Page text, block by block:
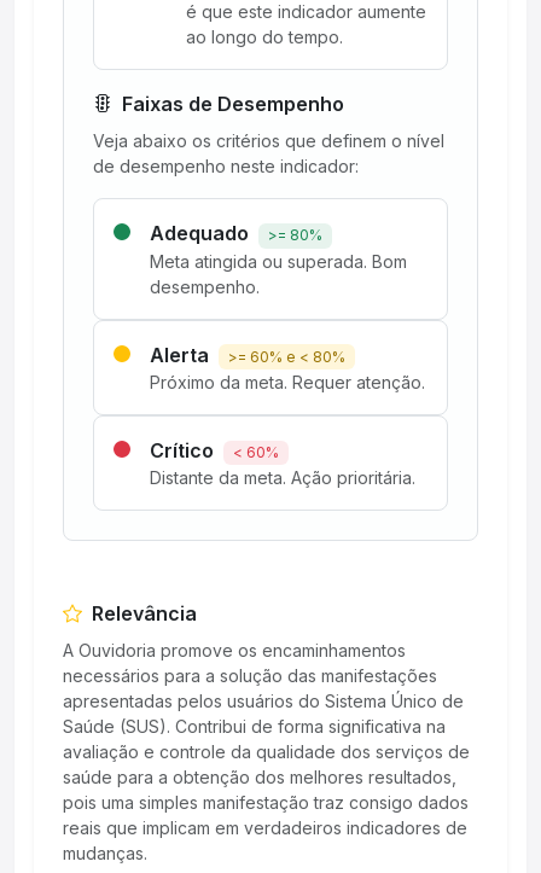
é que este indicador aumente
ao longo do tempo.
Faixas de Desempenho
Veja abaixo os critérios que definem o nível
de desempenho neste indicador:
Adequado >= 80%
Meta atingida ou superada. Bom
desempenho.
Alerta >= 60% e < 80%
Próximo da meta. Requer atenção.
Crítico < 60%
Distante da meta. Ação prioritária.
Relevância
A Ouvidoria promove os encaminhamentos
necessários para a solução das manifestações
apresentadas pelos usuários do Sistema Único de
Saúde (SUS). Contribui de forma significativa na
avaliação e controle da qualidade dos serviços de
saúde para a obtenção dos melhores resultados,
pois uma simples manifestação traz consigo dados
reais que implicam em verdadeiros indicadores de
mudanças.